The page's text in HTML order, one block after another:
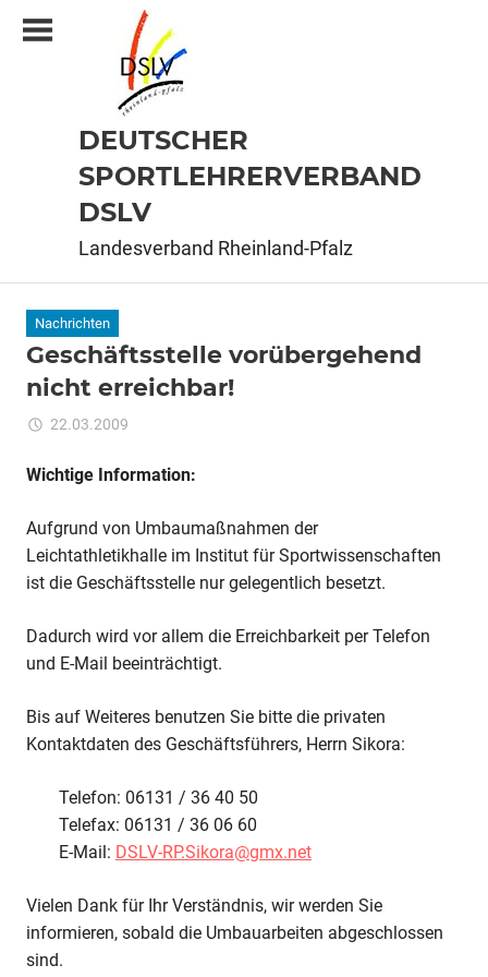
Inhalt
DEUTSCHER
SPORTLEHRERVERBAND
DSLV
Landesverband Rheinland-Pfalz
Nachrichten
Geschäftsstelle vorübergehend
nicht erreichbar!
22.03.2009
Wichtige Information:
Aufgrund von Umbaumaßnahmen der
Leichtathletikhalle im Institut für Sportwissenschaften
ist die Geschäftsstelle nur gelegentlich besetzt.
Dadurch wird vor allem die Erreichbarkeit per Telefon
und E-Mail beeinträchtigt.
Bis auf Weiteres benutzen Sie bitte die privaten
Kontaktdaten des Geschäftsführers, Herrn Sikora:
Telefon: 06131 / 36 40 50
Telefax: 06131 / 36 06 60
E-Mail: DSLV-RP.Sikora@gmx.net
Vielen Dank für Ihr Verständnis, wir werden Sie
informieren, sobald die Umbauarbeiten abgeschlossen
sind.